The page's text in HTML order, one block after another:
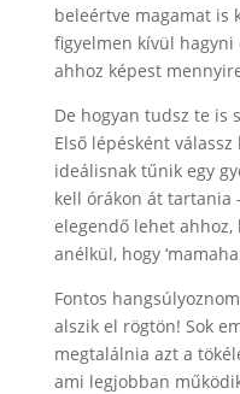
beleértve magamat is
figyelmen kívül hagyni
ahhoz képest
De hogyan tudsz te is
Első lépésként
ideálisnak tűnik egy
kell órákon át tartania
elegendő lehet
anélkül, hogy
Fontos
alszik el rögtön! Sok
megtalálnia azt a
ami legjobban